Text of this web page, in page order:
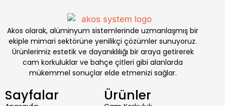
Akos olarak, alüminyum sistemlerinde uzmanlaşmış bir
ekiple mimari sektörüne yenilikçi çözümler sunuyoruz.
Ürünlerimiz estetik ve dayanıklılığı bir araya getirerek
cam korkuluklar ve bahçe çitleri gibi alanlarda
mükemmel sonuçlar elde etmenizi sağlar.
Sayfalar Ürünler